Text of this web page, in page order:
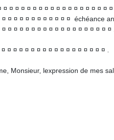
¤ ¤ ¤ ¤ ¤ ¤ ¤ ¤ ¤ ¤ ¤ ¤ ¤ ¤ ¤ ¤ ¤
¤ ¤ ¤ ¤ ¤ ¤ ¤ ¤ ¤ ¤ ¤ échéance
¤ ¤ ¤ ¤ ¤ ¤ ¤ ¤ ¤ ¤ ¤ ¤ ¤ ¤ ¤ ¤ ¤ ¤ .
¤ ¤ ¤ ¤ ¤ ¤ ¤ ¤ ¤ ¤ ¤ ¤ ¤ ¤ ¤ ¤ ¤ .
Monsieur, lexpression de mes